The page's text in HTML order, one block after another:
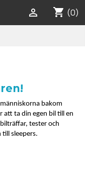
shopping_cart (0)

bakom
att ta din egen bil till en
tester och
sleepers.